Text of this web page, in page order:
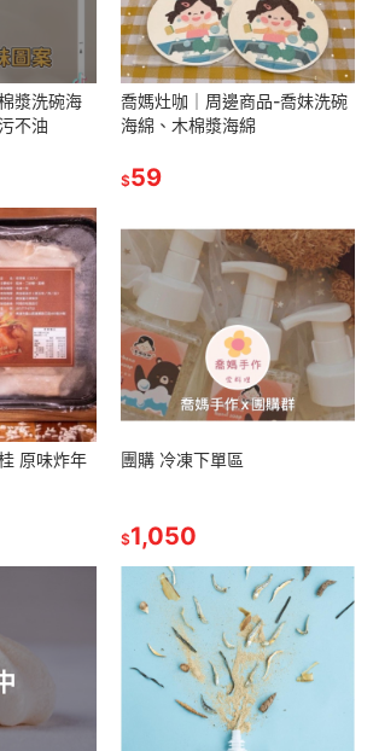
漿洗碗海
不油
喬媽灶咖｜周邊商品-喬妹洗碗
海綿、木棉漿海綿
$59
原味炸年
團購 冷凍下單區
$1,050